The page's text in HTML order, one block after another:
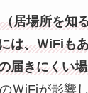
居場所を知
は、ＷiFiも
届きにくい
ＷiFiが影響